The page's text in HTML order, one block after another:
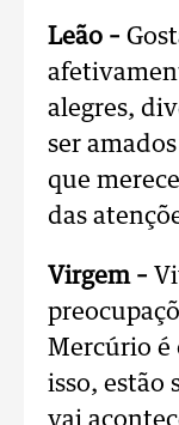
Leão –
alegres,
ser
que
das
Virgem –
Mercúrio é
isso, estão
vai